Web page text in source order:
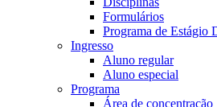
Formulários
Programa de Estágio
Ingresso
Aluno regular
Aluno especial
Programa
Área de concentração